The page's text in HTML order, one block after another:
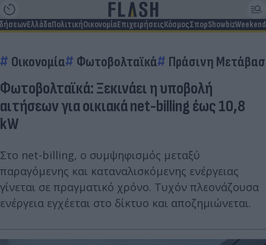
ΕλλάδαΠολιτικήΟικονομίαΕπιχειρήσειςΚόσμοςΣπορShowbizWeekend
Οικονομία Φωτοβολταϊκά Πράσινη
Φωτοβολταϊκά: Ξεκινάει η υποβολή
αιτήσεων για οικιακά net-billing έως 10,8
kW
Στο net-billing, ο συμψηφισμός μεταξύ
παραγόμενης και καταναλισκόμενης ενέργειας
γίνεται σε πραγματικό χρόνο. Τυχόν πλεονάζουσα
ενέργεια εγχέεται στο δίκτυο και αποζημιώνεται.